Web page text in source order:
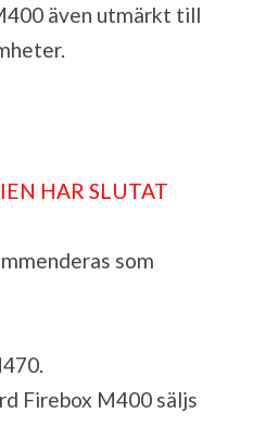
även utmärkt till
HAR SLUTAT
som
.
Firebox M400 säljs